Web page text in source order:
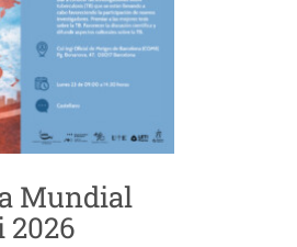
Mundial
2026